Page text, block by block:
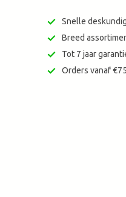
Snelle
Breed
Tot 7 jaar
Orders vanaf